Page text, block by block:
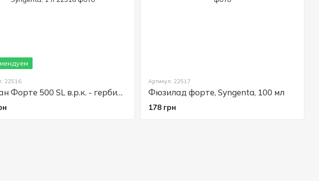
22516
Ураган Форте 500 SL в.р.к. - гербицид Syngenta, 1 л
Артикул: 22517
Фюзилад форте, Syngenta, 100 мл
178 грн